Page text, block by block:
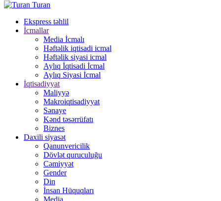
Turan
Ekspress təhlil
İcmallar
Media İcmalı
Həftəlik iqtisadi icmal
Həftəlik siyasi icmal
Aylıq İqtisadi İcmal
Aylıq Siyasi İcmal
İqtisadiyyat
Maliyyə
Makroiqtisadiyyat
Sənaye
Kənd təsərrüfatı
Biznes
Daxili siyasət
Qanunvericilik
Dövlət quruculuğu
Cəmiyyət
Gender
Din
İnsan Hüquqları
Media